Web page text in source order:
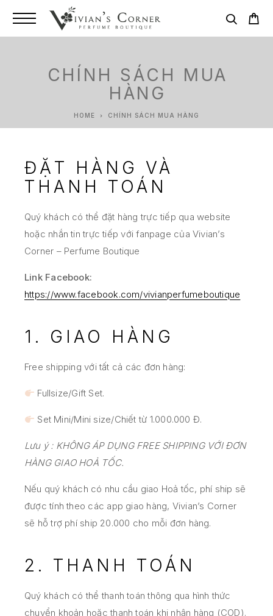
CHÍNH SÁCH MUA
HÀNG
HOME CHÍNH SÁCH MUA HÀNG
ĐẶT HÀNG VÀ
THANH TOÁN
Quý khách có thể đặt hàng trực tiếp qua website
hoặc nhắn tin trực tiếp với fanpage của Vivian’s
Corner – Perfume Boutique
Link Facebook:
https://www.facebook.com/vivianperfumeboutique
1. GIAO HÀNG
Free shipping với tất cả các đơn hàng:
Fullsize/Gift Set.
Set Mini/Mini size/Chiết từ 1.000.000 Đ.
Lưu ý : KHÔNG ÁP DỤNG FREE SHIPPING VỚI ĐƠN
HÀNG GIAO HOẢ TỐC.
Nếu quý khách có nhu cầu giao Hoả tốc, phí ship sẽ
được tính theo các app giao hàng, Vivian’s Corner
sẽ hỗ trợ phí ship 20.000 cho mỗi đơn hàng.
2. THANH TOÁN
Quý khách có thể thanh toán thông qua hình thức
chuyển khoản hoặc thanh toán khi nhận hàng (COD).